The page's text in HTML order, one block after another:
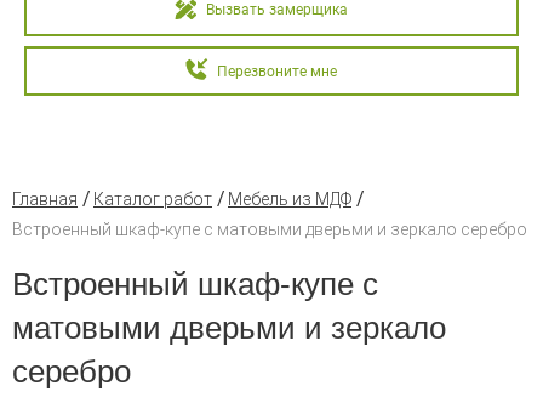
Перезвоните мне
Вызвать замерщика
Главная Каталог работ
Мебель из МДФ
Встроенный шкаф-купе с матовыми дверьми и зеркало серебро
Встроенный шкаф-купе с
матовыми дверьми и зеркало
серебро